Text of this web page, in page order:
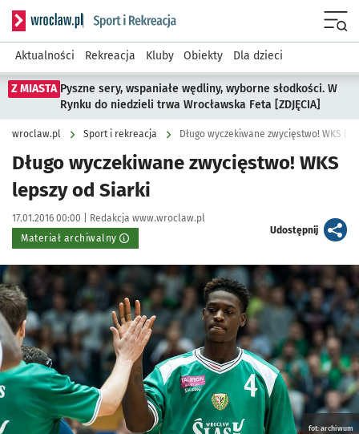
Serwis informacyjny wroclaw.pl podserwis: Sport i rekreacja
Aktualności Rekreacja Kluby Obiekty Dla dzieci
Z MIASTA Pyszne sery, wspaniałe wędliny, wyborne słodkości. W
Rynku do niedzieli trwa Wrocławska Feta [ZDJĘCIA]
wroclaw.pl Sport i rekreacja Długo wyczekiwane zwycięstwo! WKS
Długo wyczekiwane zwycięstwo! WKS
lepszy od Siarki
Data publikacji:
17.01.2016 00:00 | Autor:
Redakcja www.wroclaw.pl
Materiał archiwalny
Udostępnijartykuł
Kliknij, aby powiększyć
fot: archiwum